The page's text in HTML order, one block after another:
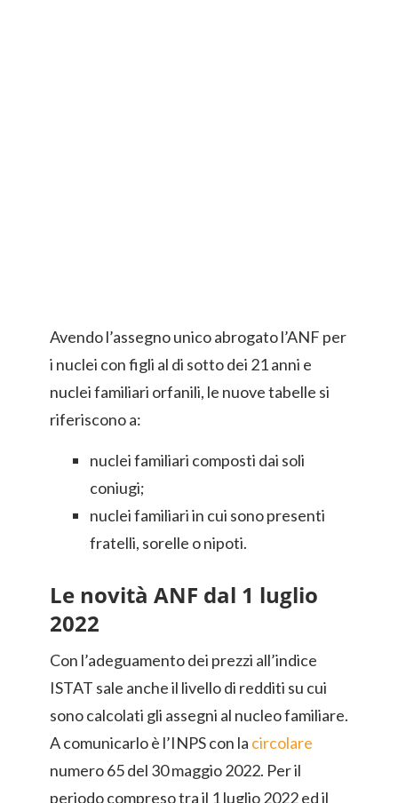
Avendo l’assegno unico abrogato l’ANF per
i nuclei con figli al di sotto dei 21 anni e
nuclei familiari orfanili, le nuove tabelle si
riferiscono a:
nuclei familiari composti dai soli
coniugi;
nuclei familiari in cui sono presenti
fratelli, sorelle o nipoti.
Le novità ANF dal 1 luglio
2022
Con l’adeguamento dei prezzi all’indice
ISTAT sale anche il livello di redditi su cui
sono calcolati gli assegni al nucleo familiare.
A comunicarlo è l’INPS con la circolare
numero 65 del 30 maggio 2022. Per il
periodo compreso tra il 1 luglio 2022 ed il